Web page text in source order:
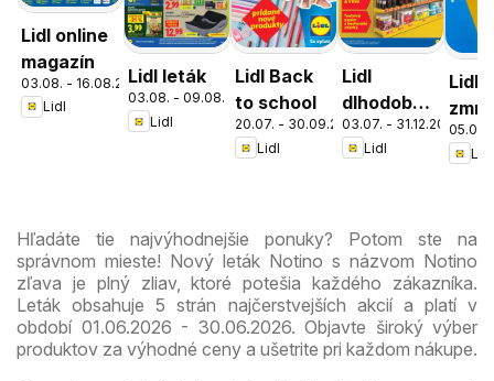
Lidl online
magazín
03.08. - 16.08.2026
Lidl
Lidl leták
03.08. - 09.08.2026
Lidl
Lidl Back
to school
20.07. - 30.09.2026
Lidl
Lidl
dlhodobo
zlacnené
03.07. - 31.12.2026
Lidl
Lidl
05.05.
Lidl
Hľadáte tie najvýhodnejšie ponuky? Potom ste na
správnom mieste! Nový leták Notino s názvom Notino
zľava je plný zliav, ktoré potešia každého zákazníka.
Leták obsahuje 5 strán najčerstvejších akcií a platí v
období 01.06.2026 - 30.06.2026. Objavte široký výber
produktov za výhodné ceny a ušetrite pri každom nákupe.